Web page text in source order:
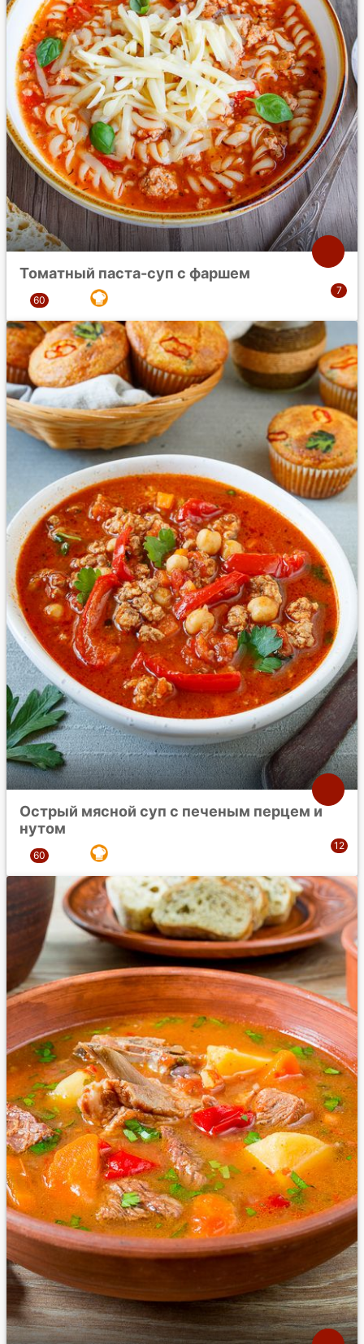
Томатный паста-суп с фаршем
Острый мясной суп с печеным перцем и
нутом